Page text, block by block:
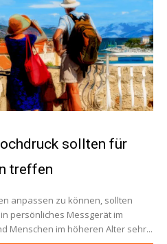
sollten für
treffen
anpassen zu können, sollten
persönliches Messgerät im
Menschen im höheren Alter sehr...